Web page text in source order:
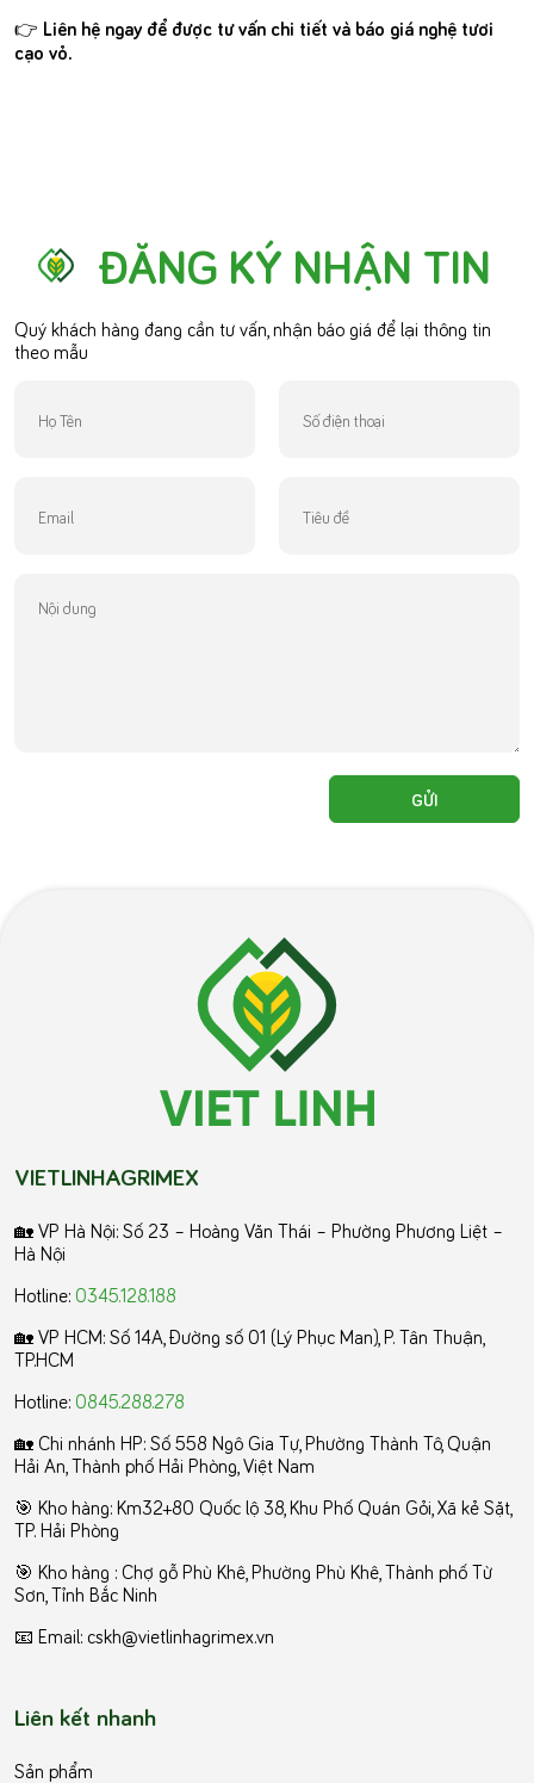
👉 Liên hệ ngay để được tư vấn chi tiết và báo giá nghệ tươi
cạo vỏ.
ĐĂNG KÝ NHẬN TIN
Quý khách hàng đang cần tư vấn, nhận báo giá để lại thông tin
theo mẫu
VIETLINHAGRIMEX
🏡 VP Hà Nội: Số 23 – Hoàng Văn Thái – Phường Phương Liệt –
Hà Nội
Hotline: 0345.128.188
🏡 VP HCM: Số 14A, Đường số 01 (Lý Phục Man), P. Tân Thuận,
TP.HCM
Hotline: 0845.288.278
🏡 Chi nhánh HP: Số 558 Ngô Gia Tự, Phường Thành Tô, Quận
Hải An, Thành phố Hải Phòng, Việt Nam
🎯 Kho hàng: Km32+80 Quốc lộ 38, Khu Phố Quán Gỏi, Xã kẻ Sặt,
TP. Hải Phòng
️🎯 Kho hàng : Chợ gỗ Phù Khê, Phường Phù Khê, Thành phố Từ
Sơn, Tỉnh Bắc Ninh
📧 Email: cskh@vietlinhagrimex.vn
Liên kết nhanh
Sản phẩm